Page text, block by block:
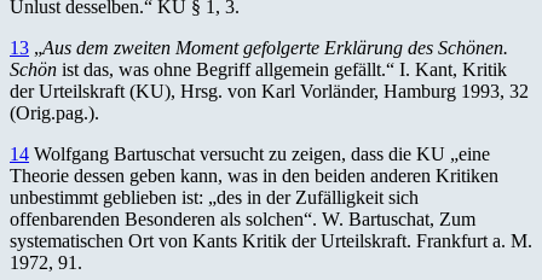
Unlust desselben.“ KU § 1, 3.
13 „Aus dem zweiten Moment gefolgerte Erklärung des Schönen.
Schön ist das, was ohne Begriff allgemein gefällt.“ I. Kant, Kritik
der Urteilskraft (KU), Hrsg. von Karl Vorländer, Hamburg 1993, 32
(Orig.pag.).
14 Wolfgang Bartuschat versucht zu zeigen, dass die KU „eine
Theorie dessen geben kann, was in den beiden anderen Kritiken
unbestimmt geblieben ist: „des in der Zufälligkeit sich
offenbarenden Besonderen als solchen“. W. Bartuschat, Zum
systematischen Ort von Kants Kritik der Urteilskraft. Frankfurt a. M.
1972, 91.